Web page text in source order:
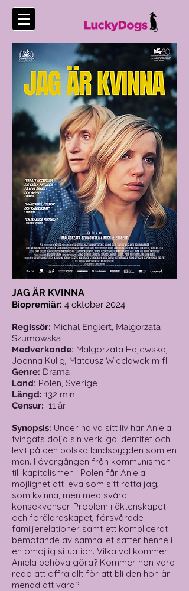
JAG ÄR KVINNA
Biopremiär: 4 oktober 2024
Regissör: Michal Englert, Malgorzata
Szumowska
Medverkande: Malgorzata Hajewska,
Joanna Kulig, Mateusz Wieclawek m fl.
Genre: Drama
Land: Polen, Sverige
Längd: 132 min
Censur: 11 år
Synopsis: Under halva sitt liv har Aniela
tvingats dölja sin verkliga identitet och
levt på den polska landsbygden som en
man. I övergången från kommunismen
till kapitalismen i Polen får Aniela
möjlighet att leva som sitt rätta jag,
som kvinna, men med svåra
konsekvenser. Problem i äktenskapet
och föräldraskapet, försvårade
familjerelationer samt ett komplicerat
bemötande av samhället sätter henne i
en omöjlig situation. Vilka val kommer
Aniela behöva göra? Kommer hon vara
redo att offra allt för att bli den hon är
menad att vara?